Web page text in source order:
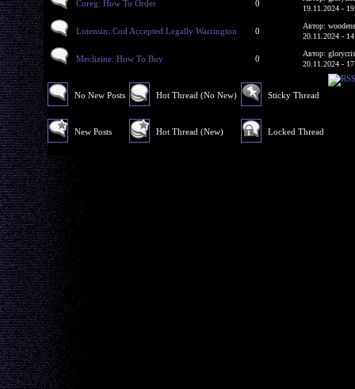
Coreg: How To Order 0
19.11.2024 -
Lotensin: Cod Accepted Legally Warrington 0
Автор:
20.11.2024 -
Meclizine: How To Buy 0
Автор:
20.11.2024 -
No New Posts
New Posts
Hot Thread (No New)
Hot Thread (New)
Sticky Thread
Locked Thread